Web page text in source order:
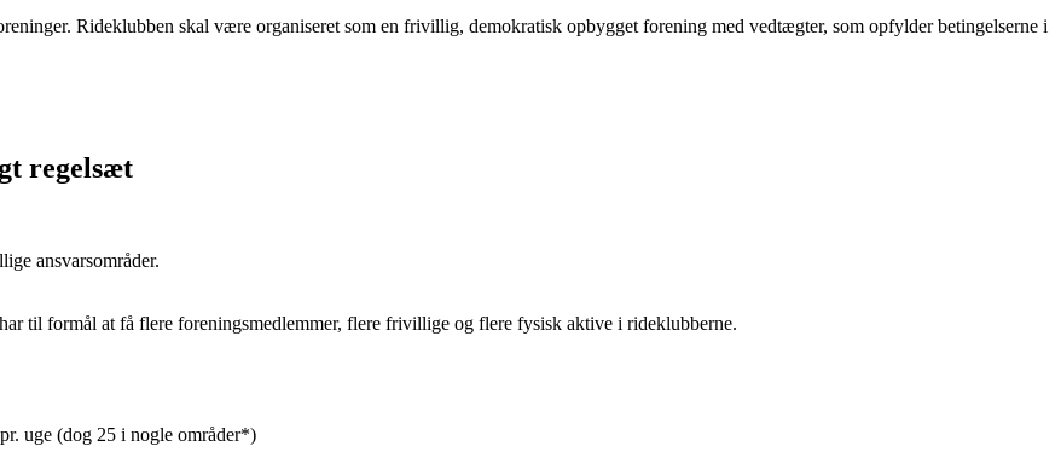
Rideklubben skal være organiseret som en frivillig, demokratisk opbygget forening med vedtægter, som opfylder betingelserne i
regelsæt
ansvarsområder.
til formål at få flere foreningsmedlemmer, flere frivillige og flere fysisk aktive i rideklubberne.
uge (dog 25 i nogle områder*)